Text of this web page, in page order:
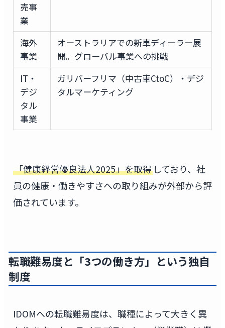
売事
業
海外
事業
オーストラリアでの新車ディーラー展
開。グローバル事業への挑戦
IT・
デジ
タル
事業
ガリバーフリマ（中古車CtoC）・デジ
タルマーケティング
「健康経営優良法人2025」を取得しており、社
員の健康・働きやすさへの取り組みが外部から評
価されています。
転職難易度と「3つの働き方」という独自
制度
IDOMへの転職難易度は、職種によって大きく異